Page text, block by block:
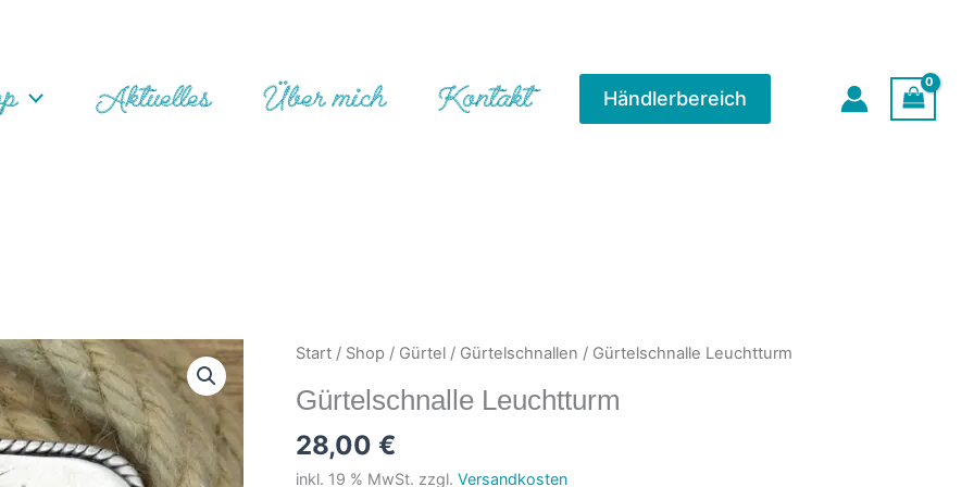
Aktuelles Über mich Kontakt Händlerbereich
Start / Shop / Gürtel / Gürtelschnallen / Gürtelschnalle Leuchtturm
Gürtelschnalle Leuchtturm
28,00 €
inkl. 19 % MwSt. zzgl. Versandkosten